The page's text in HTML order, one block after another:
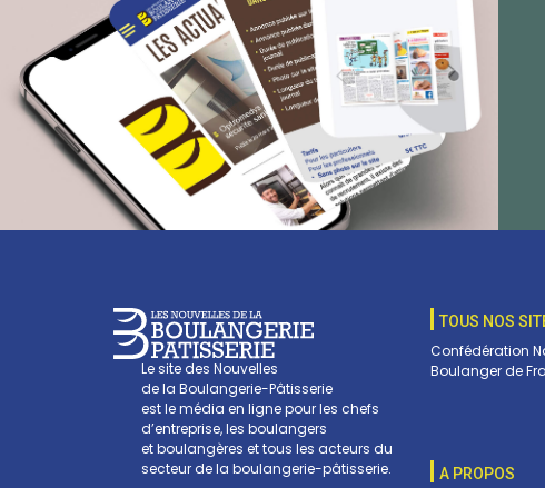
Le site des Nouvelles
de la Boulangerie-Pâtisserie
est le média en ligne pour les chefs
d’entreprise, les boulangers
et boulangères et tous les acteurs du
secteur de la boulangerie-pâtisserie.
TOUS NOS
Confédération
Boulanger de
A PROPOS